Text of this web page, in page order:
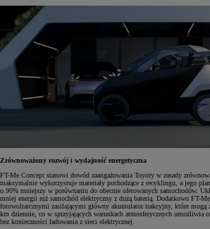
Zrównoważony rozwój i wydajność energetyczna
FT-Me Concept stanowi dowód zaangażowania Toyoty w zasady
maksymalnie wykorzystuje materiały pochodzące z recyklingu, a jego
o 90% mniejszy w porównaniu do obecnie oferowanych samochodów.
mniej energii niż samochód elektryczny z dużą baterią. Dodatkowo FT-
fotowoltaicznymi zasilającymi główny akumulator trakcyjny, które mogą
km dziennie, co w sprzyjających warunkach atmosferycznych umożliwia
bez konieczności ładowania z sieci elektrycznej.